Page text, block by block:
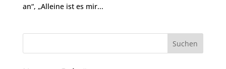
an“, „Alleine ist es mir...